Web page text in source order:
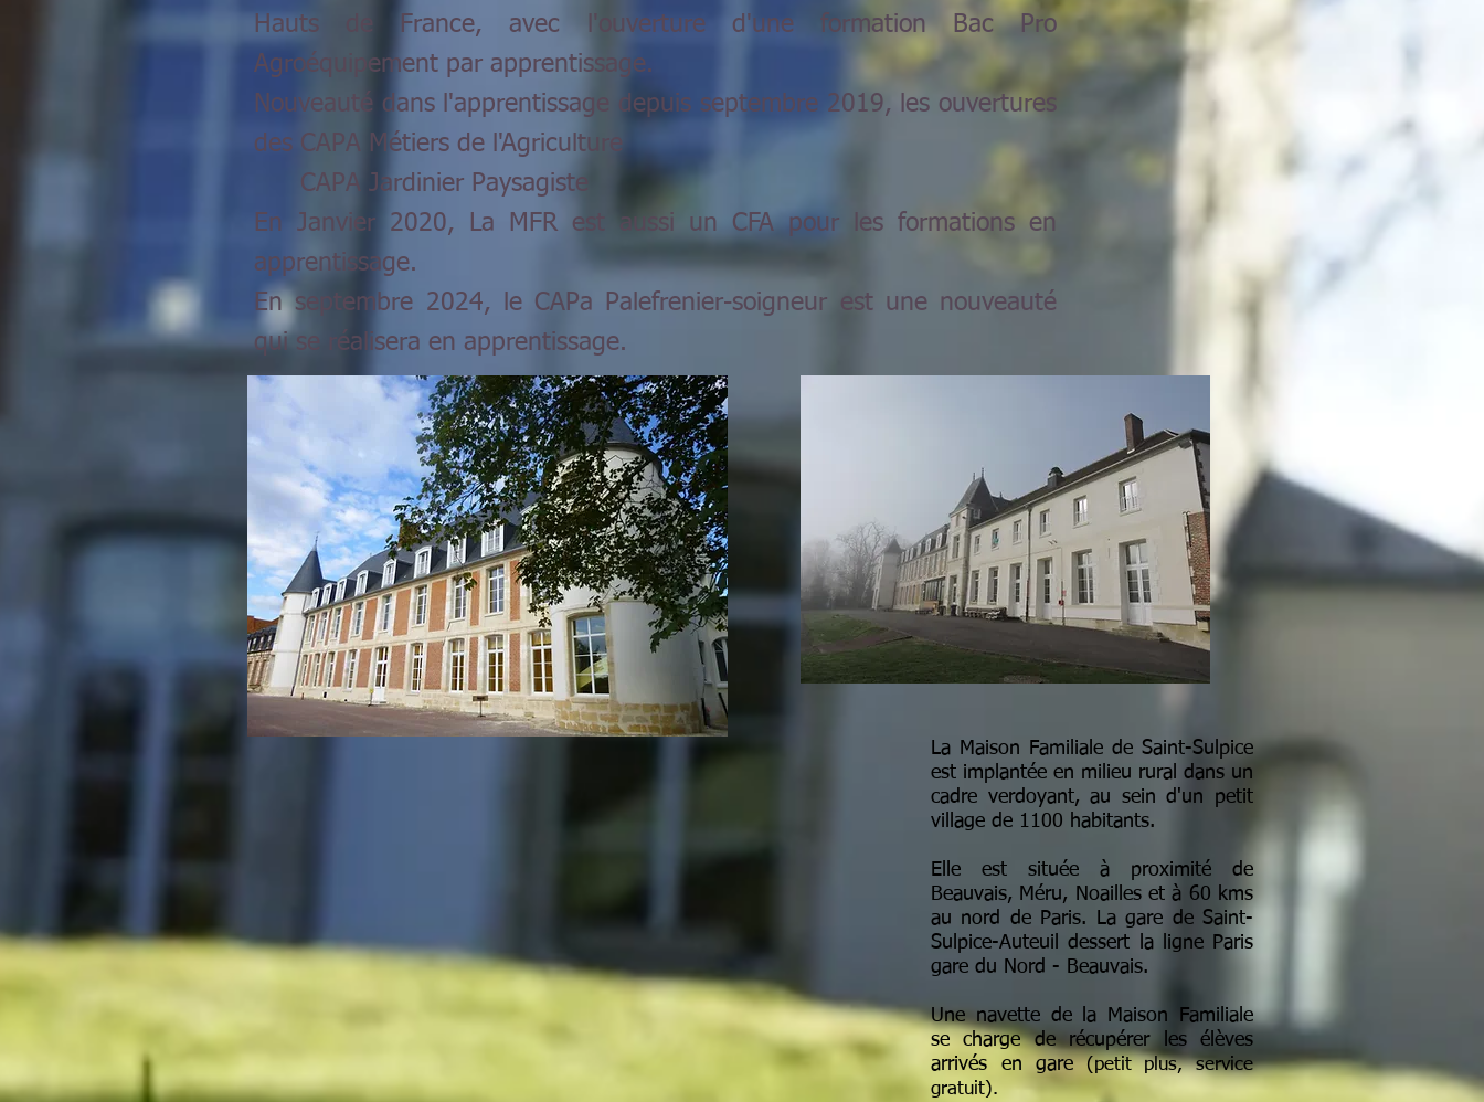
Hauts de France, avec l'ouverture d'une formation Bac Pro
Agroéquipement par apprentissage.
Nouveauté dans l'apprentissage depuis septembre 2019, les ouvertures
des CAPA Métiers de l'Agriculture
CAPA Jardinier Paysagiste
En Janvier 2020, La MFR est aussi un CFA pour les formations en
apprentissage.
En septembre 2024, le CAPa Palefrenier-soigneur est une nouveauté
qui se réalisera en apprentissage.
La Maison Familiale de Saint-Sulpice
est implantée en milieu rural dans un
cadre verdoyant, au sein d'un petit
village de 1100 habitants.
Elle est située à proximité de
Beauvais, Méru, Noailles et à 60 kms
au nord de Paris. La gare de Saint-
Sulpice-Auteuil dessert la ligne Paris
gare du Nord - Beauvais.
Une navette de la Maison Familiale
se charge de récupérer les élèves
arrivés en gare(petit plus, service
gratuit).